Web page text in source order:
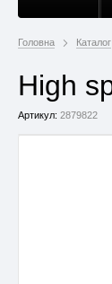
Головна Каталог
High
Артикул: 2879822